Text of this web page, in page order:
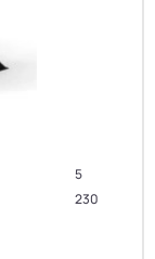
5
230